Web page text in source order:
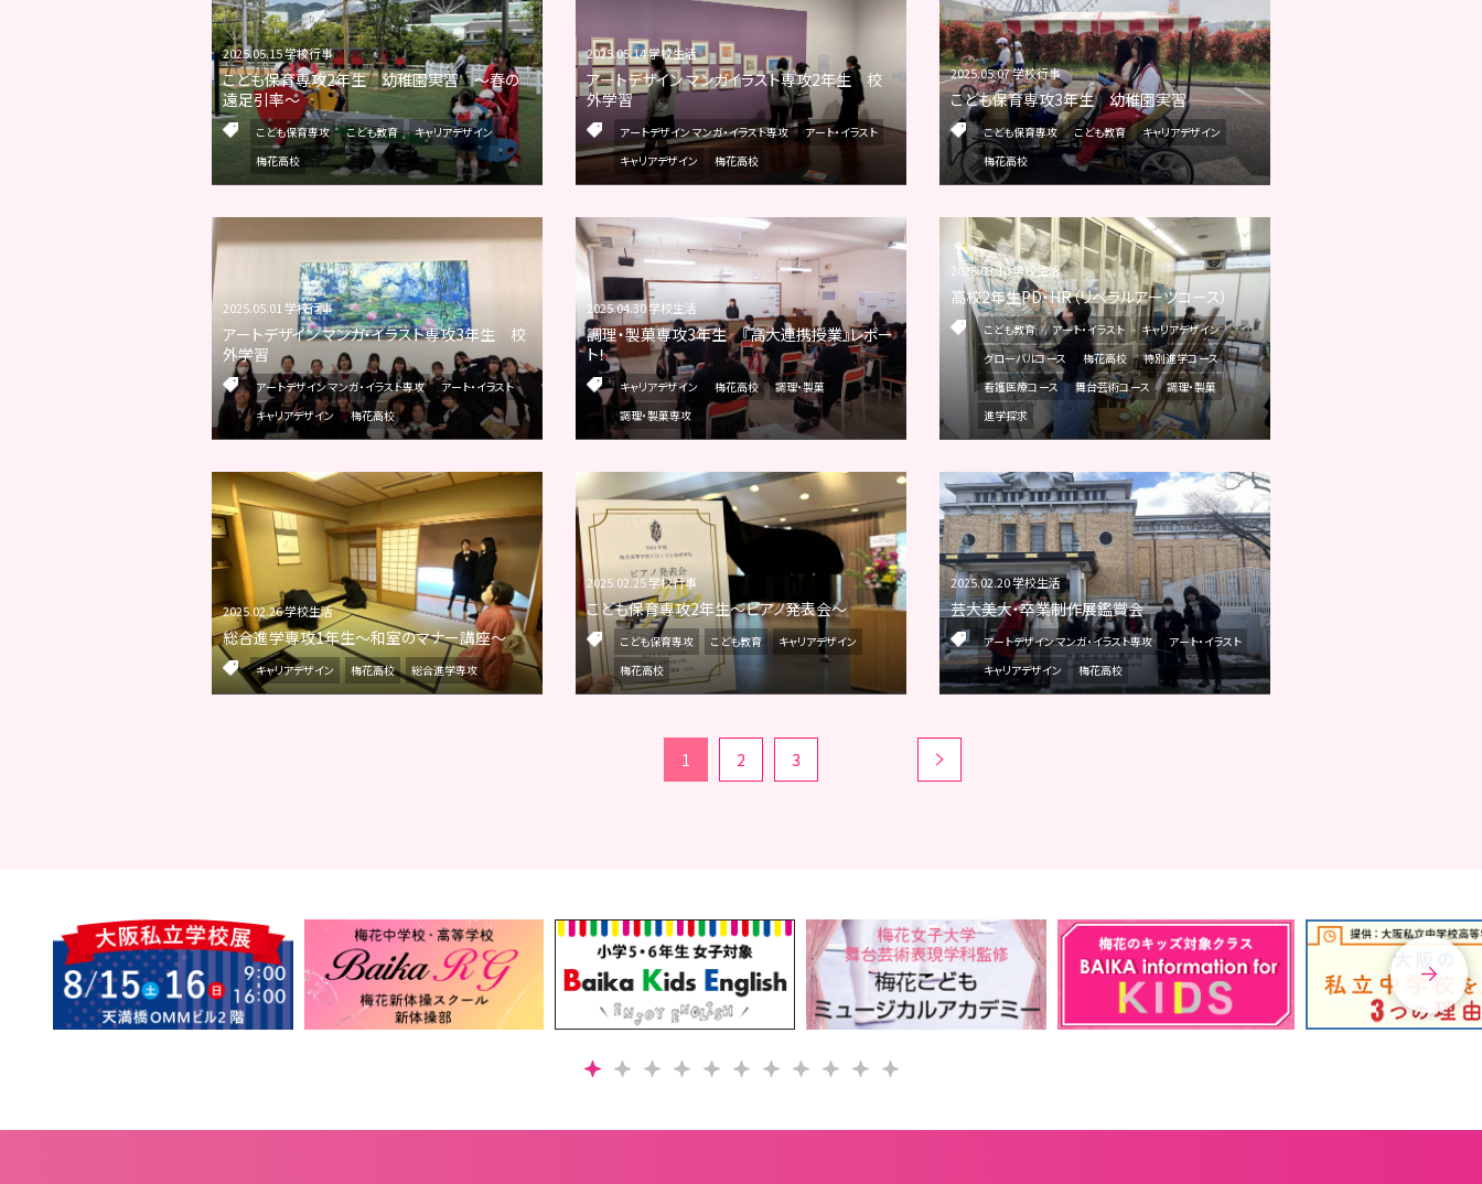
2025.05.15 学校行事
こども保育専攻2年生 幼稚園実習 ～春の
遠足引率～
こども保育専攻 こども教育
キャリアデザイン
梅花高校
2025.05.14 学校生活
アートデザイン マンガイラスト専攻2年生 校
外学習
アートデザイン マンガ・イラスト専攻
アート・イラスト
キャリアデザイン
梅花高校
2025.05.07 学校行事
こども保育専攻3年生 幼稚園実習
こども保育専攻 こども教育
キャリアデザイン
梅花高校
2025.05.01 学校行事
アートデザイン マンガ・イラスト専攻3年生 校
外学習
アートデザイン マンガ・イラスト専攻
アート・イラスト
キャリアデザイン
梅花高校
2025.04.30 学校生活
調理・製菓専攻3年生 『高大連携授業』レポー
ト！
キャリアデザイン 梅花高校
調理・製菓
調理・製菓専攻
2025.03.10 学校生活
高校2年生PD・HR（リベラルアーツコース）
こども教育 アート・イラスト
キャリアデザイン
グローバルコース
梅花高校
特別進学コース
看護医療コース
舞台芸術コース
調理・製菓
進学探求
2025.02.26 学校生活
総合進学専攻1年生～和室のマナー講座～
キャリアデザイン 梅花高校 総合進学専攻
2025.02.25 学校行事
こども保育専攻2年生～ピアノ発表会～
こども保育専攻 こども教育
キャリアデザイン
梅花高校
2025.02.20 学校生活
芸大美大・卒業制作展鑑賞会
アートデザイン マンガ・イラスト専攻
アート・イラスト
キャリアデザイン
梅花高校
1 2 3